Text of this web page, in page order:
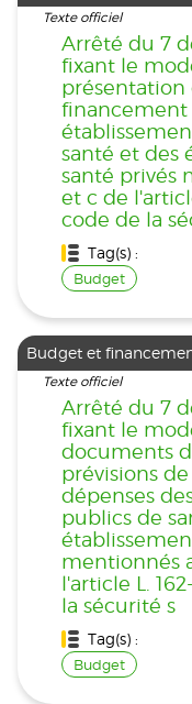
Texte officiel
Arrêté du 7
fixant le
présentation
financement
santé et des
santé privés
et c de
code de la
Tag(s) :
Budget
Budget et
Texte officiel
Arrêté du 7
fixant le
documents
prévisions
dépenses
publics de
mentionnés
l'article L.
la sécurité s
Tag(s) :
Budget